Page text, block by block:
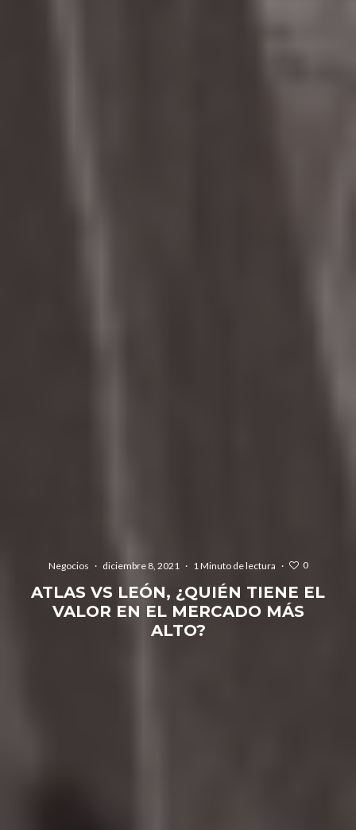
Negocios · diciembre 8, 2021 · 1 Minuto de lectura · 0
ATLAS VS LEÓN, ¿QUIÉN TIENE EL
VALOR EN EL MERCADO MÁS
ALTO?